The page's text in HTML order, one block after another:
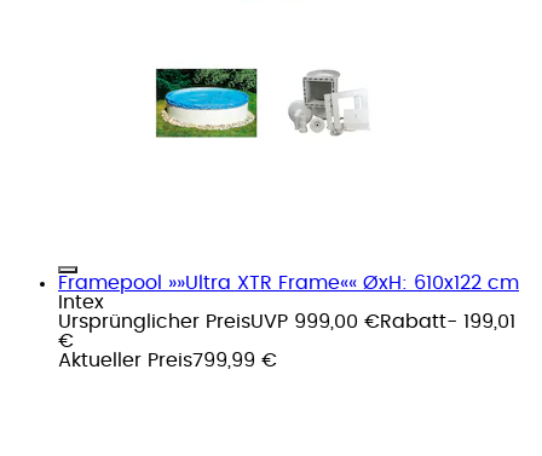
Framepool »»Ultra XTR Frame«« ØxH: 610x122 cm
Intex
Ursprünglicher PreisUVP 999,00 €Rabatt- 199,01
€
Aktueller Preis799,99 €